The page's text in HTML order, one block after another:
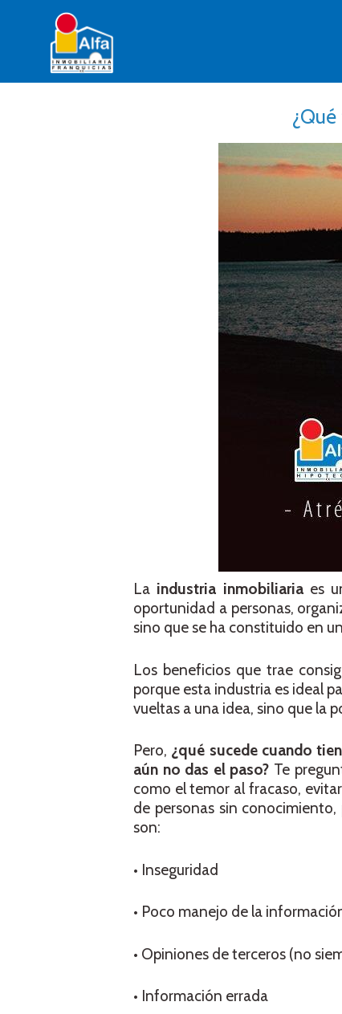
La industria inmobiliariaes
oportunidad a personas,
sino que se ha constituido en
Los beneficios que trae
porque esta industria es ideal
vueltas a una idea, sino que la
Pero, ¿qué sucede cuando
aún no das el paso? Te
como el temor al fracaso,
de personas sin
son:
• Inseguridad
• Poco manejo de la
• Opiniones de terceros (no
• Información errada